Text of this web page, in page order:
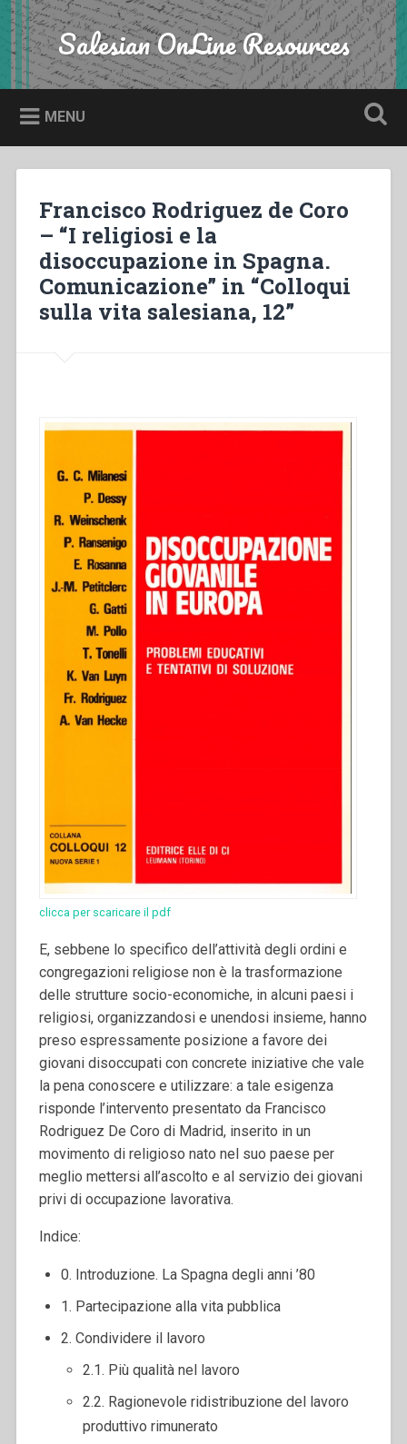
Skip
to
content
Search Salesian OnLine Resources
MENU
Francisco Rodriguez de Coro
– “I religiosi e la
disoccupazione in Spagna.
Comunicazione” in “Colloqui
sulla vita salesiana, 12”
clicca per scaricare il pdf
E, sebbene lo specifico dell’attività degli ordini e
congregazioni religiose non è la trasformazione
delle strutture socio-economiche, in alcuni paesi i
religiosi, organizzandosi e unendosi insieme, hanno
preso espressamente posizione a favore dei
giovani disoccupati con concrete iniziative che vale
la pena conoscere e utilizzare: a tale esigenza
risponde l’intervento presentato da Francisco
Rodriguez De Coro di Madrid, inserito in un
movimento di religioso nato nel suo paese per
meglio mettersi all’ascolto e al servizio dei giovani
privi di occupazione lavorativa.
Indice:
0. Introduzione. La Spagna degli anni ’80
1. Partecipazione alla vita pubblica
2. Condividere il lavoro
2.1. Più qualità nel lavoro
2.2. Ragionevole ridistribuzione del lavoro
produttivo rimunerato